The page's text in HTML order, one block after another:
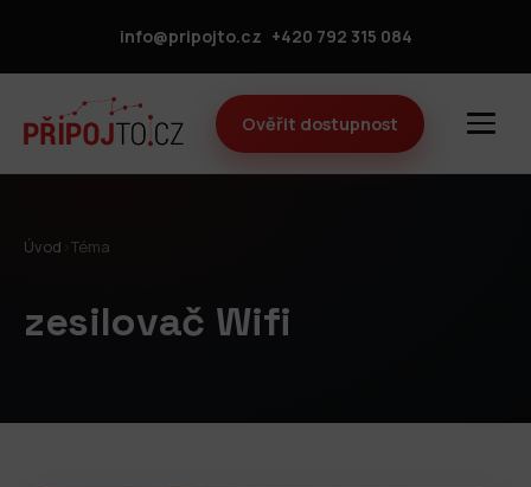
info@pripojto.cz +420 792 315 084
Ověřit dostupnost
Úvod Téma
zesilovač Wifi